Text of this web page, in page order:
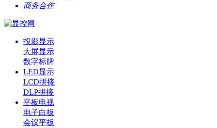
商务合作
投影显示
大屏显示
数字标牌
LED显示
LCD拼接
DLP拼接
平板电视
电子白板
会议平板